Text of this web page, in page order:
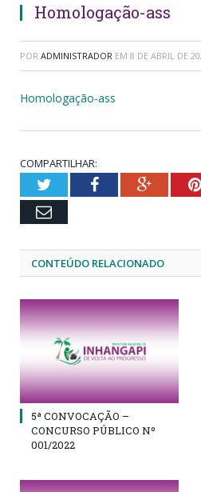
Homologação-ass
POR ADMINISTRADOR EM 8 DE ABRIL DE
Homologação-ass
COMPARTILHAR:
TwitterFacebookGoogle+
Email
CONTEÚDO RELACIONADO
5ª CONVOCAÇÃO –
CONCURSO PÚBLICO Nº
001/2022